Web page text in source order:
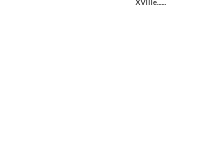
XVIIIe......